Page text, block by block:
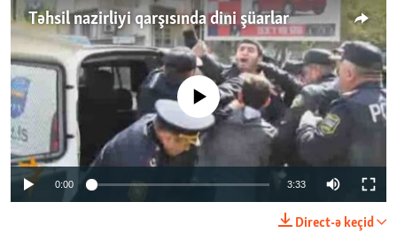
ARAŞDIRMA
MULTIMEDIA
VIDEO
FOTOQALEREYA
İNFOQRAFIKA
KARIKATURA
RADIO ARXIV
OXU ZALI
AZƏRBAYCAN ƏDƏBIYYATI KITABXANASI
İSLAM VƏ DEMOKRATIYA
HAQQIMIZDA
MISSIYAMIZ
PEŞƏ ETIKASI VƏ JURNALISTIKA STANDARTLARIMIZ
BIZI IZLƏ
Təhsil nazirliyi qarşısında dini şüarlar
No media source currently available
0:00 3:33
Direct-ə keçid